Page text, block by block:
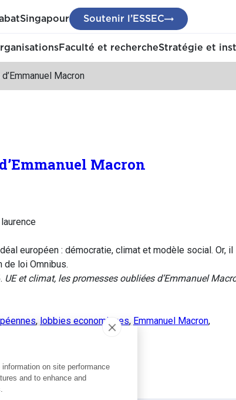
Singapour Soutenir l’ESSEC
Faculté et rechercheStratégie et
Macron
Macron
européen : démocratie, climat et modèle social. Or, il
loi Omnibus.
UE et climat, les promesses oubliées d’Emmanuel
, lobbies economiques, Emmanuel Macron,
on site performance
and to enhance and